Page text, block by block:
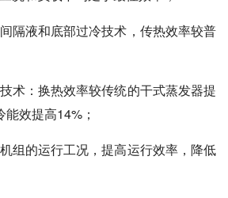
隔液和底部过冷技术，传热效率较普
术： 换热效率较传统的干式蒸发器提
效提高14%；
组的运行工况，提高运行效率，降低